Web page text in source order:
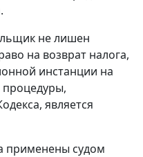
не лишен
на возврат налога,
инстанции на
процедуры,
является
применены судом